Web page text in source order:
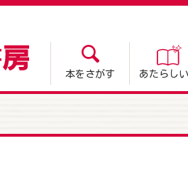
本をさがす あたらし